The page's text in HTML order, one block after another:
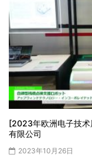
[2023年欧洲电子技
有限公司
2023年10月26日